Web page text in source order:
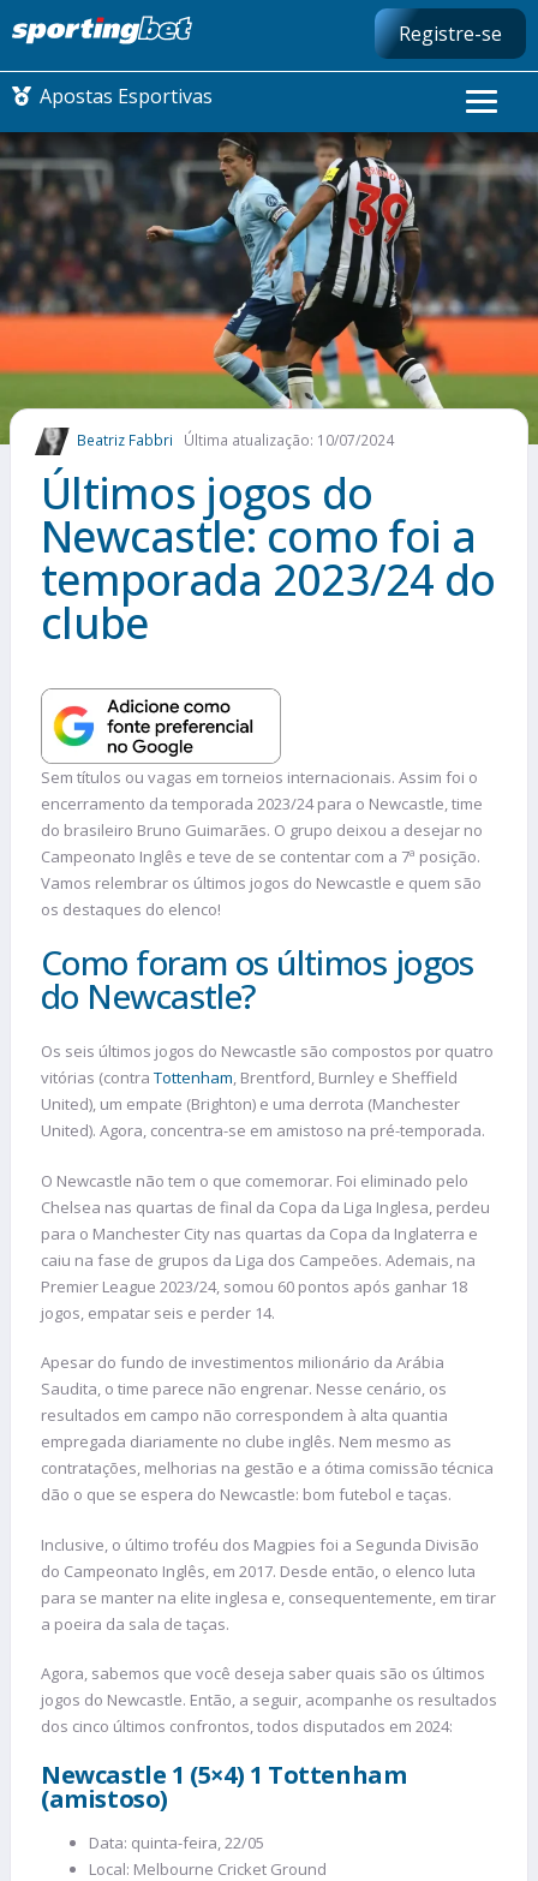
Registre-se
Apostas Esportivas
CONMEBOL LIBERTADORES
FUTEBOL NACIONAL
FUTEBOL INTERNACIONAL
COMO APOSTAR
MAIS ESPORTES
Beatriz Fabbri Última atualização: 10/07/2024
Últimos jogos do
Newcastle: como foi a
temporada 2023/24 do
clube
Sem títulos ou vagas em torneios internacionais. Assim foi o
encerramento da temporada 2023/24 para o Newcastle, time
do brasileiro Bruno Guimarães. O grupo deixou a desejar no
Campeonato Inglês e teve de se contentar com a 7ª posição.
Vamos relembrar os últimos jogos do Newcastle e quem são
os destaques do elenco!
Como foram os últimos jogos
do Newcastle?
Os seis últimos jogos do Newcastle são compostos por quatro
vitórias (contra Tottenham, Brentford, Burnley e Sheffield
United), um empate (Brighton) e uma derrota (Manchester
United). Agora, concentra-se em amistoso na pré-temporada.
O Newcastle não tem o que comemorar. Foi eliminado pelo
Chelsea nas quartas de final da Copa da Liga Inglesa, perdeu
para o Manchester City nas quartas da Copa da Inglaterra e
caiu na fase de grupos da Liga dos Campeões. Ademais, na
Premier League 2023/24, somou 60 pontos após ganhar 18
jogos, empatar seis e perder 14.
Apesar do fundo de investimentos milionário da Arábia
Saudita, o time parece não engrenar. Nesse cenário, os
resultados em campo não correspondem à alta quantia
empregada diariamente no clube inglês. Nem mesmo as
contratações, melhorias na gestão e a ótima comissão técnica
dão o que se espera do Newcastle: bom futebol e taças.
Inclusive, o último troféu dos Magpies foi a Segunda Divisão
do Campeonato Inglês, em 2017. Desde então, o elenco luta
para se manter na elite inglesa e, consequentemente, em tirar
a poeira da sala de taças.
Agora, sabemos que você deseja saber quais são os últimos
jogos do Newcastle. Então, a seguir, acompanhe os resultados
dos cinco últimos confrontos, todos disputados em 2024:
Newcastle 1 (5×4) 1 Tottenham
(amistoso)
Data: quinta-feira, 22/05
Local: Melbourne Cricket Ground